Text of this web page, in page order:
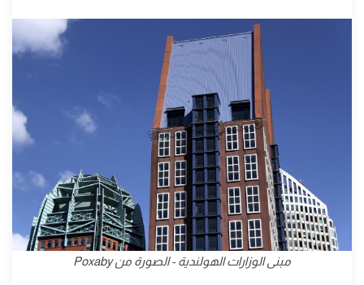
مبنى الوزارات الهولندية - الصورة من Poxaby